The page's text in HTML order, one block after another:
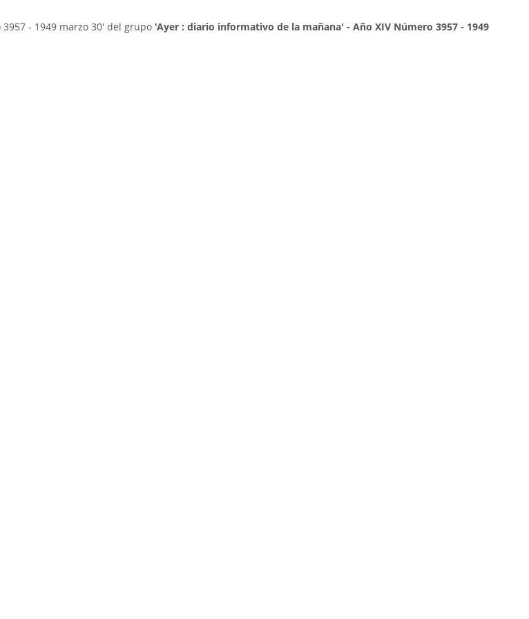
- 1949 marzo 30' del grupo 'Ayer : diario informativo de la mañana' - Año XIV Número 3957 - 1949